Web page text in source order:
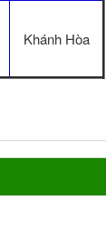
Khánh Hòa